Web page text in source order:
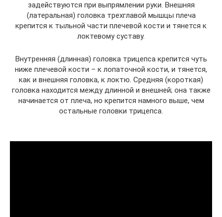
задействуются при выпрямлении руки. Внешняя
(латеральная) головка трехглавой мышцы плеча
крепится к тыльной части плечевой кости и тянется к
локтевому суставу.
Внутренняя (длинная) головка трицепса крепится чуть
ниже плечевой кости – к лопаточной кости, и тянется,
как и внешняя головка, к локтю. Средняя (короткая)
головка находится между длинной и внешней; она также
начинается от плеча, но крепится намного выше, чем
остальные головки трицепса.